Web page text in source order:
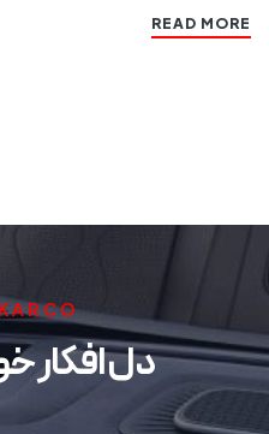
READ MORE
دل افکار